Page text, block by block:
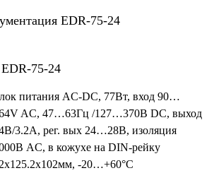
EDR-75-24
75-24
питания AC-DC, 77Вт, вход 90…
AC, 47…63Гц /127…370В DC, выход
3.2A, рег. вых 24…28В, изоляция
AC, в кожухе на DIN-рейку
-20…+60°С